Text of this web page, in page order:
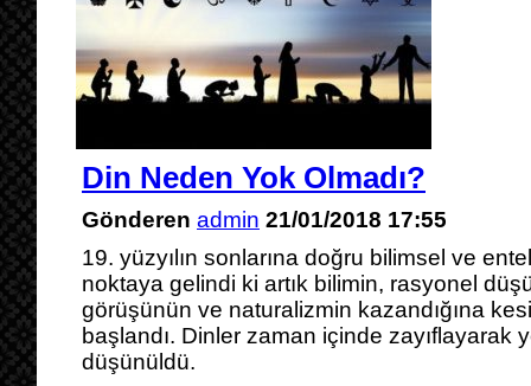
Din Neden Yok Olmadı?
Gönderen admin 21/01/2018 17:55
19. yüzyılın sonlarına doğru bilimsel ve
noktaya gelindi ki artık bilimin, rasyonel
görüşünün ve naturalizmin kazandığına
başlandı. Dinler zaman içinde zayıflayarak
düşünüldü.